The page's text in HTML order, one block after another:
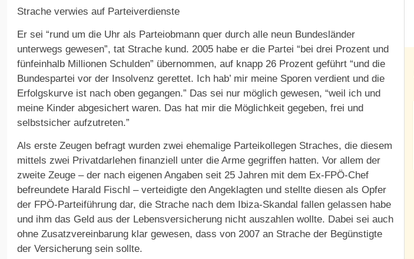
Strache verwies auf Parteiverdienste
Er sei “rund um die Uhr als Parteiobmann quer durch alle neun Bundesländer
unterwegs gewesen”, tat Strache kund. 2005 habe er die Partei “bei drei Prozent und
fünfeinhalb Millionen Schulden” übernommen, auf knapp 26 Prozent geführt “und die
Bundespartei vor der Insolvenz gerettet. Ich hab’ mir meine Sporen verdient und die
Erfolgskurve ist nach oben gegangen.” Das sei nur möglich gewesen, “weil ich und
meine Kinder abgesichert waren. Das hat mir die Möglichkeit gegeben, frei und
selbstsicher aufzutreten.”
Als erste Zeugen befragt wurden zwei ehemalige Parteikollegen Straches, die diesem
mittels zwei Privatdarlehen finanziell unter die Arme gegriffen hatten. Vor allem der
zweite Zeuge – der nach eigenen Angaben seit 25 Jahren mit dem Ex-FPÖ-Chef
befreundete Harald Fischl – verteidigte den Angeklagten und stellte diesen als Opfer
der FPÖ-Parteiführung dar, die Strache nach dem Ibiza-Skandal fallen gelassen habe
und ihm das Geld aus der Lebensversicherung nicht auszahlen wollte. Dabei sei auch
ohne Zusatzvereinbarung klar gewesen, dass von 2007 an Strache der Begünstigte
der Versicherung sein sollte.